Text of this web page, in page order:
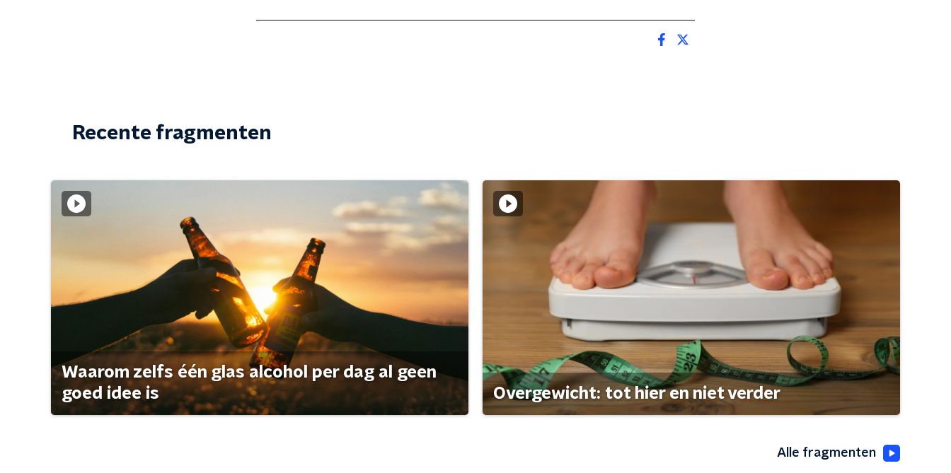
Recente fragmenten
Waarom zelfs één glas alcohol per dag al geen
goed idee is
Overgewicht: tot hier en niet verder
Alle fragmenten